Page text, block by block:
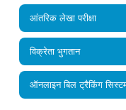
आंतरिक लेखा परीक्षा
विक्रेता भुगतान
ऑनलाइन बिल ट्रैकिंग